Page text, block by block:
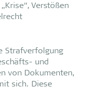
Verstößen
Strafverfolgung
und
von Dokumenten,
sich. Diese